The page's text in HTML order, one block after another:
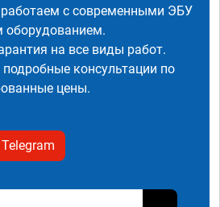
работаем с современными ЭБУ
оборудованием.
на все виды работ.
консультации по
цены.
Telegram